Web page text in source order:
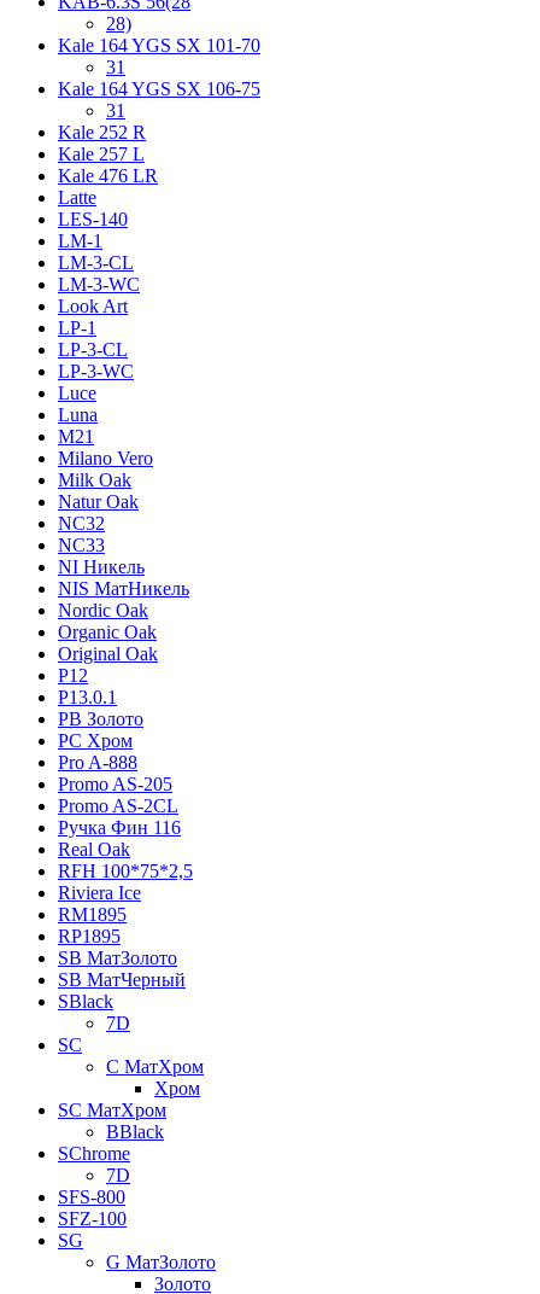
28)
Kale 164 YGS SX 101-70
31
Kale 164 YGS SX 106-75
31
Kale 252 R
Kale 257 L
Kale 476 LR
Latte
LES-140
LM-1
LM-3-CL
LM-3-WC
Look Art
LP-1
LP-3-CL
LP-3-WC
Luce
Luna
M21
Milano Vero
Milk Oak
Natur Oak
NC32
NC33
NI Никель
NIS МатНикель
Nordic Oak
Organic Oak
Original Oak
P12
P13.0.1
PB Золото
PC Хром
Pro A-888
Promo AS-205
Promo AS-2CL
Pучка Фин 116
Real Oak
RFH 100*75*2,5
Riviera Ice
RM1895
RP1895
SB МатЗолото
SB МатЧерный
SBlack
7D
SC
C МатХром
Хром
SC МатХром
BBlack
SChrome
7D
SFS-800
SFZ-100
SG
G МатЗолото
Золото